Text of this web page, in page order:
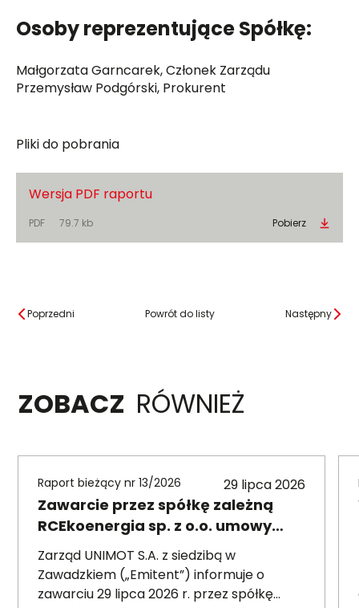
Osoby reprezentujące Spółkę:
Małgorzata Garncarek, Członek Zarządu
Przemysław Podgórski, Prokurent
Pliki do pobrania
Wersja PDF raportu
PDF 79.7 kb Pobierz
Poprzedni Powrót do listy Następny
ZOBACZ RÓWNIEŻ
Raport bieżący nr 13/2026 29 lipca 2026
Zawarcie przez spółkę zależną
RCEkoenergia sp. z o.o. umowy
wieloletniej na sprzedaż ciepła do
miasta Czechowice-Dziedzice
Zarząd UNIMOT S.A. z siedzibą w
Zawadzkiem („Emitent”) informuje o
zawarciu 29 lipca 2026 r. przez spółkę